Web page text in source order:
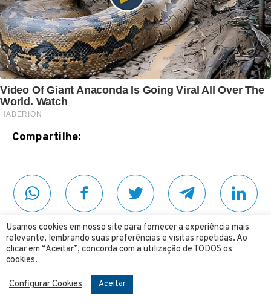
Compartilhe:
Siga o 4 Mãos no YOUTUBE
Dinheiro e Finanças
Usamos cookies em nosso site para fornecer a experiência mais
relevante, lembrando suas preferências e visitas repetidas. Ao
clicar em “Aceitar”, concorda com a utilização de TODOS os
cookies.
Configurar Cookies Aceitar